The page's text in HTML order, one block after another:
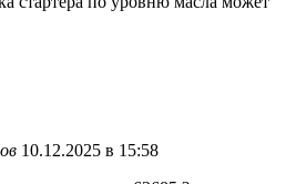
10.12.2025 в 15:58